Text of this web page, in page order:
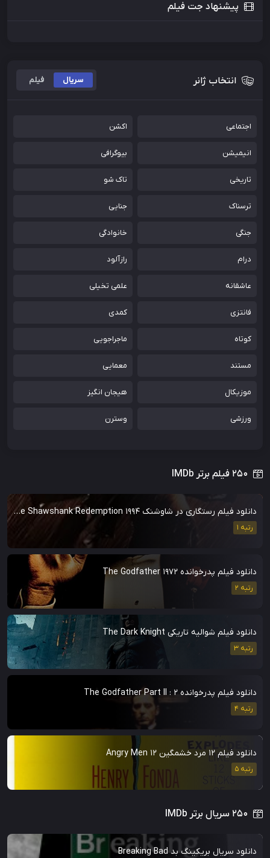
پیشنهاد جت فیلم
انتخاب ژانر سریال فیلم
اجتماعی اکشن
انیمیشن بیوگرافی
تاریخی تاک شو
ترسناک جنایی
جنگی خانوادگی
درام رازآلود
عاشقانه علمی تخیلی
فانتزی کمدی
کوتاه ماجراجویی
مستند معمایی
موزیکال هیجان انگیز
ورزشی وسترن
دانلود فیلم رستگاری در شاوشنک The Shawshank Redemption 1994
رتبه 1
دانلود فیلم پدرخوانده The Godfather 1972
رتبه 2
دانلود فیلم شوالیه تاریکی The Dark Knight
رتبه 3
دانلود فیلم پدرخوانده 2 : The Godfather Part II
رتبه 4
دانلود فیلم ۱۲ مرد خشمگین 12 Angry Men
رتبه 5
دانلود سریال بریکینگ بد Breaking Bad